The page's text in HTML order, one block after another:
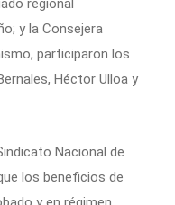
regional
y la Consejera
participaron los
Héctor Ulloa y
Nacional de
los beneficios de